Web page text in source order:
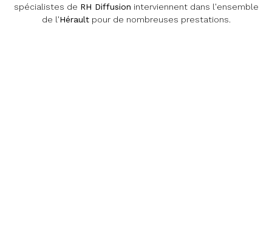
spécialistes de RH Diffusion interviennent dans l'ensemble
de l'Héraultpour de nombreuses prestations.